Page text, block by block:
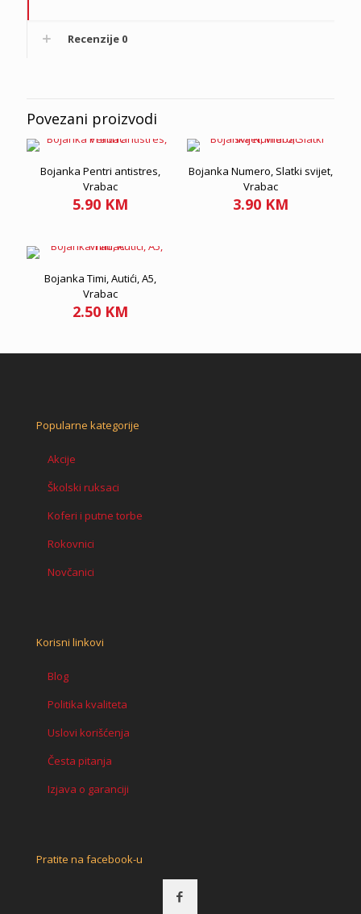
Recenzije 0
Povezani proizvodi
Bojanka Pentri antistres,
Vrabac
5.90 KM
Bojanka Numero, Slatki svijet,
Vrabac
3.90 KM
Bojanka Timi, Autići, A5,
Vrabac
2.50 KM
Popularne kategorije
Akcije
Školski ruksaci
Koferi i putne torbe
Rokovnici
Novčanici
Korisni linkovi
Blog
Politika kvaliteta
Uslovi korišćenja
Česta pitanja
Izjava o garanciji
Pratite na facebook-u